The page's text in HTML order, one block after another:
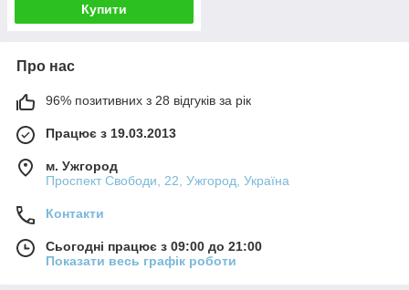
Купити
Про нас
96% позитивних з 28 відгуків за рік
Працює з 19.03.2013
м. Ужгород
Проспект Свободи, 22, Ужгород, Україна
Контакти
Сьогодні працює з 09:00 до 21:00
Показати весь графік роботи